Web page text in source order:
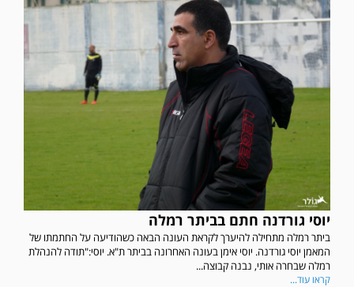
יוסי גורדנה חתם בביתר רמלה
ביתר רמלה מתחילה להיערך לקראת העונה הבאה כשהודיעה על החתמתו של
המאמן יוסי גורדנה. יוסי אימן בעונה האחרונה בביתר ת"א. יוסי:"תודה להנהלת
רמלה שבחרה אותי, נבנה קבוצה...
קראו עוד...